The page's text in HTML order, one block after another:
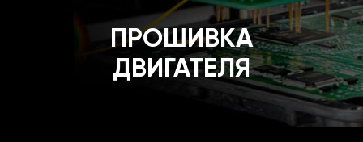
ПРОШИВКА
ДВИГАТЕЛЯ